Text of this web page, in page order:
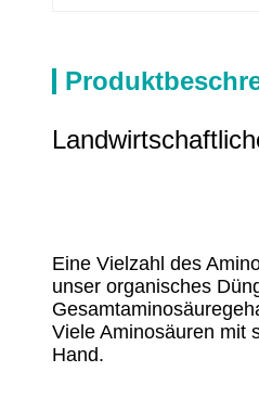
Eine Vielzahl des
unser organisches
Viele Aminosäuren mit
Hand.